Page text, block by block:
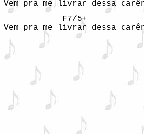
F7/5+
Vem pra me livrar dessa